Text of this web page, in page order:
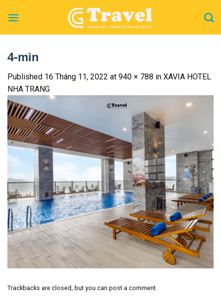
4-min
Published 16 Tháng 11, 2022 at 940 × 788 in XAVIA HOTEL
NHA TRANG
Trackbacks are closed, but you can post a comment.